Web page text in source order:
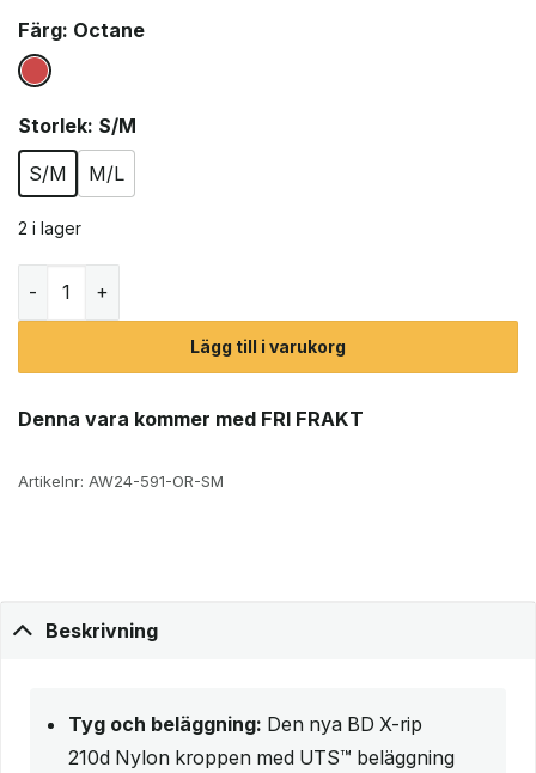
Färg: Octane
Storlek: S/M
S/M
M/L
2 i lager
Lägg till i varukorg
Denna vara kommer med FRI FRAKT
Artikelnr: AW24-591-OR-SM
Beskrivning
Tyg och beläggning: Den nya BD X-rip
210d Nylon kroppen med UTS™ beläggning